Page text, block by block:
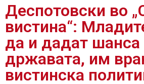
Деспотовски во
вистина“:
да и дадат шанса
државата, им
вистинска